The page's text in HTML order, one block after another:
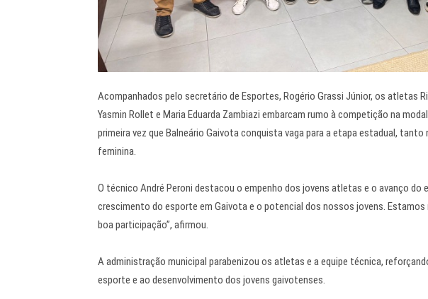
Acompanhados pelo secretário de Esportes, Rogério Grassi Júnior, os atletas
Yasmin Rollet e Maria Eduarda Zambiazi embarcam rumo à competição na
primeira vez que Balneário Gaivota conquista vaga para a etapa estadual,
feminina.
O técnico André Peroni destacou o empenho dos jovens atletas e o avanço do
crescimento do esporte em Gaivota e o potencial dos nossos jovens.
boa participação”, afirmou.
A administração municipal parabenizou os atletas e a equipe técnica,
esporte e ao desenvolvimento dos jovens gaivotenses.